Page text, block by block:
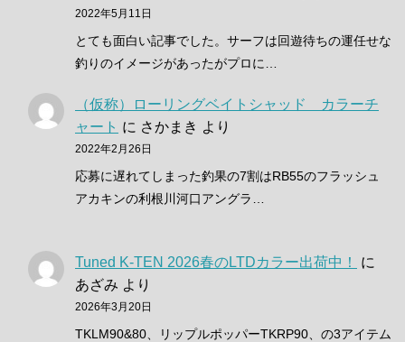
2022年5月11日
とても面白い記事でした。サーフは回遊待ちの運任せな
釣りのイメージがあったがプロに…
（仮称）ローリングベイトシャッド カラーチ
ャート に さかまき より
2022年2月26日
応募に遅れてしまった釣果の7割はRB55のフラッシュ
アカキンの利根川河口アングラ…
Tuned K-TEN 2026春のLTDカラー出荷中！
に
あざみ より
2026年3月20日
TKLM90&80、リップルポッパーTKRP90、の3アイテム